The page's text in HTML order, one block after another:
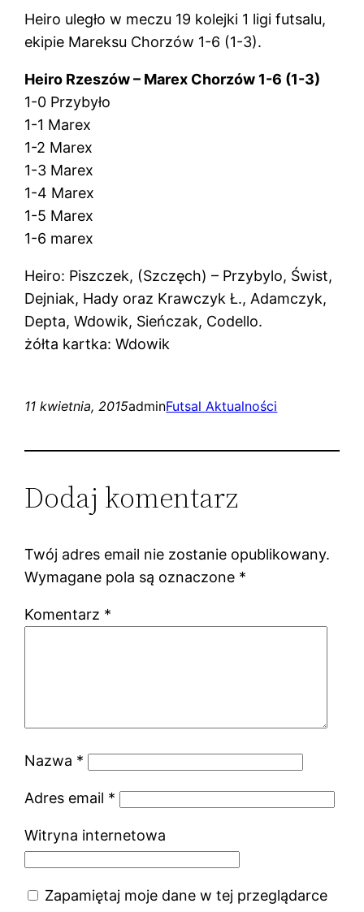
Heiro uległo w meczu 19 kolejki 1 ligi futsalu,
ekipie Mareksu Chorzów 1-6 (1-3).
Heiro Rzeszów – Marex Chorzów 1-6 (1-3)
1-0 Przybyło
1-1 Marex
1-2 Marex
1-3 Marex
1-4 Marex
1-5 Marex
1-6 marex
Heiro: Piszczek, (Szczęch) – Przybylo, Świst,
Dejniak, Hady oraz Krawczyk Ł., Adamczyk,
Depta, Wdowik, Sieńczak, Codello.
żółta kartka: Wdowik
11 kwietnia, 2015adminFutsal Aktualności
Dodaj komentarz
Twój adres email nie zostanie opublikowany.
Wymagane pola są oznaczone *
Komentarz *
Nazwa *
Adres email *
Witryna internetowa
Zapamiętaj moje dane w tej przeglądarce